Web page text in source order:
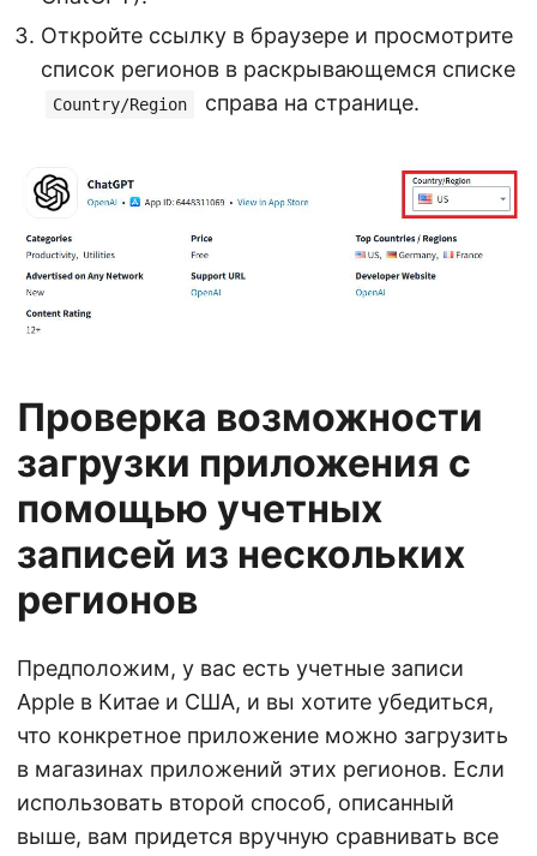
Откройте ссылку в браузере и просмотрите
список регионов в раскрывающемся списке
Country/Region справа на странице.
Проверка возможности
загрузки приложения с
помощью учетных
записей из нескольких
регионов
Предположим, у вас есть учетные записи
Apple в Китае и США, и вы хотите убедиться,
что конкретное приложение можно загрузить
в магазинах приложений этих регионов. Если
использовать второй способ, описанный
выше, вам придется вручную сравнивать все